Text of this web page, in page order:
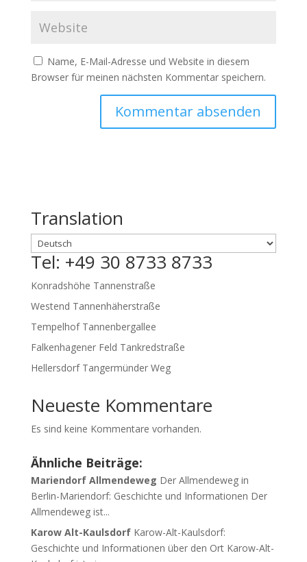
Name, E-Mail-Adresse und Website in diesem
Browser für meinen nächsten Kommentar speichern.
Translation
Tel: +49 30 8733 8733
Konradshöhe Tannenstraße
Westend Tannenhäherstraße
Tempelhof Tannenbergallee
Falkenhagener Feld Tankredstraße
Hellersdorf Tangermünder Weg
Neueste Kommentare
Es sind keine Kommentare vorhanden.
Ähnliche Beiträge:
Mariendorf Allmendeweg Der Allmendeweg in
Berlin-Mariendorf: Geschichte und Informationen Der
Allmendeweg ist...
Karow Alt-Kaulsdorf Karow-Alt-Kaulsdorf:
Geschichte und Informationen über den Ort Karow-Alt-